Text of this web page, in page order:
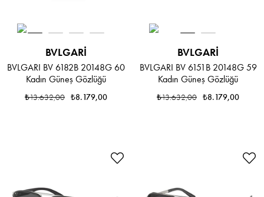
BVLGARI
BVLGARI BV 6182B 20148G 60
Kadın Güneş Gözlüğü
₺8.179,00
₺13.632,00
BVLGARI
BVLGARI BV 6151B 20148G 59
Kadın Güneş Gözlüğü
₺8.179,00
₺13.632,00